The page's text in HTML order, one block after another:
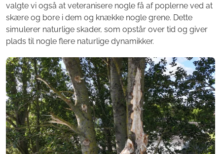
valgte vi også at veteranisere nogle få af poplerne ved at
skære og bore i dem og knække nogle grene. Dette
simulerer naturlige skader, som opstår over tid og giver
plads til nogle flere naturlige dynamikker.